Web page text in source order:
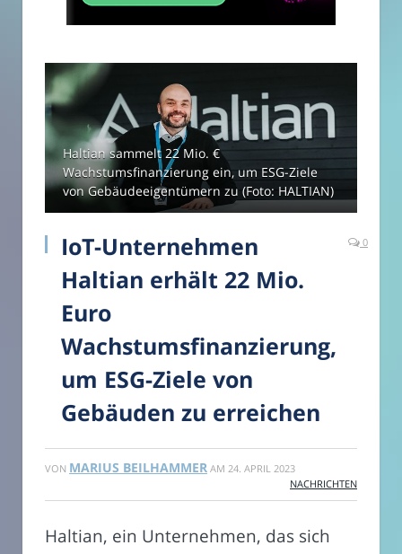
Haltian sammelt 22 Mio. €
Wachstumsfinanzierung ein, um ESG-Ziele
von Gebäudeeigentümern zu (Foto: HALTIAN)
IoT-Unternehmen
Haltian erhält 22 Mio.
Euro
Wachstumsfinanzierung,
um ESG-Ziele von
Gebäuden zu erreichen
0
VON MARIUS BEILHAMMER AM 24. APRIL 2023
NACHRICHTEN
Haltian, ein Unternehmen, das sich